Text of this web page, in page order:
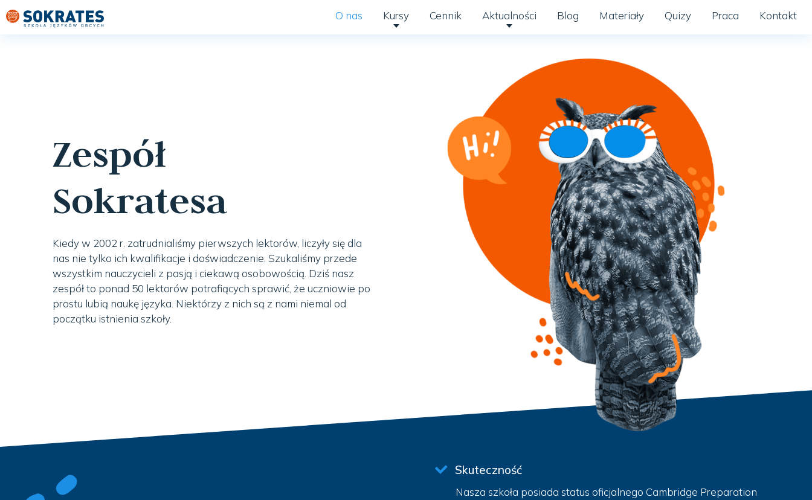
O nas Kursy Cennik Aktualności Blog Materiały Quizy Praca Kontakt
Zespół
Sokratesa
Kiedy w 2002 r. zatrudnialiśmy pierwszych lektorów, liczyły się dla
nas nie tylko ich kwalifikacje i doświadczenie. Szukaliśmy przede
wszystkim nauczycieli z pasją i ciekawą osobowością. Dziś nasz
zespół to ponad 50 lektorów potrafiących sprawić, że uczniowie po
prostu lubią naukę języka. Niektórzy z nich są z nami niemal od
początku istnienia szkoły.
Skuteczność
Nasza szkoła posiada status oficjalnego Cambridge Preparation